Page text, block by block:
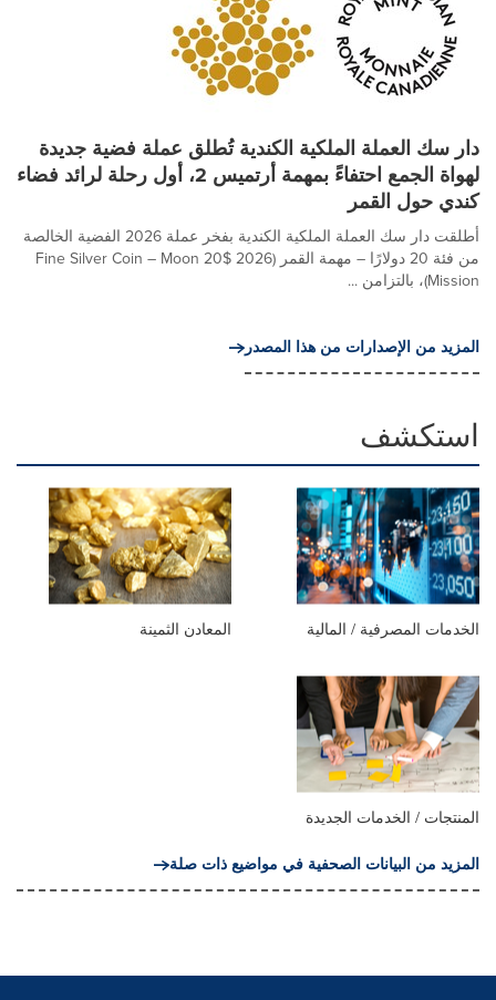
دار سك العملة الملكية الكندية تُطلق عملة فضية جديدة
لهواة الجمع احتفاءً بمهمة أرتميس 2، أول رحلة لرائد فضاء
كندي حول القمر
أطلقت دار سك العملة الملكية الكندية بفخر عملة 2026 الفضية الخالصة
من فئة 20 دولارًا – مهمة القمر (2026 $20 Fine Silver Coin – Moon
Mission)، بالتزامن ...
المزيد من الإصدارات من هذا المصدر
استكشف
الخدمات المصرفية / المالية المعادن الثمينة
المنتجات / الخدمات الجديدة
المزيد من البيانات الصحفية في مواضيع ذات صلة